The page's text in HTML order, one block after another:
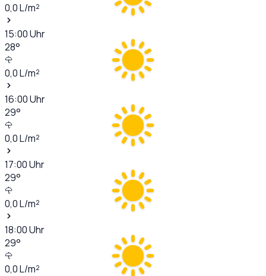
0,0L/m²
15:00Uhr
28°
0,0L/m²
16:00Uhr
29°
0,0L/m²
17:00Uhr
29°
0,0L/m²
18:00Uhr
29°
0,0L/m²